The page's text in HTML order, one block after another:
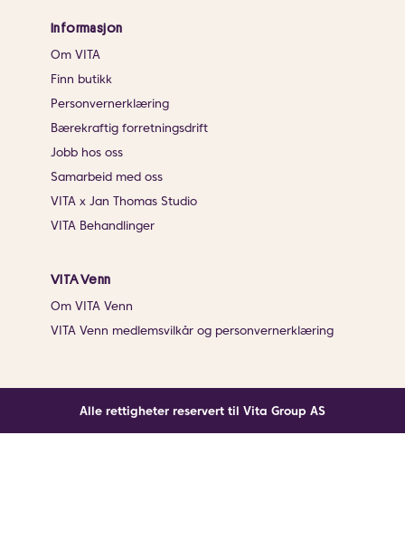
Informasjon
Om VITA
Finn butikk
Personvernerklæring
Bærekraftig forretningsdrift
Jobb hos oss
Samarbeid med oss
VITA x Jan Thomas Studio
VITA Behandlinger
VITA Venn
Om VITA Venn
VITA Venn medlemsvilkår og personvernerklæring
Alle rettigheter reservert til Vita Group AS